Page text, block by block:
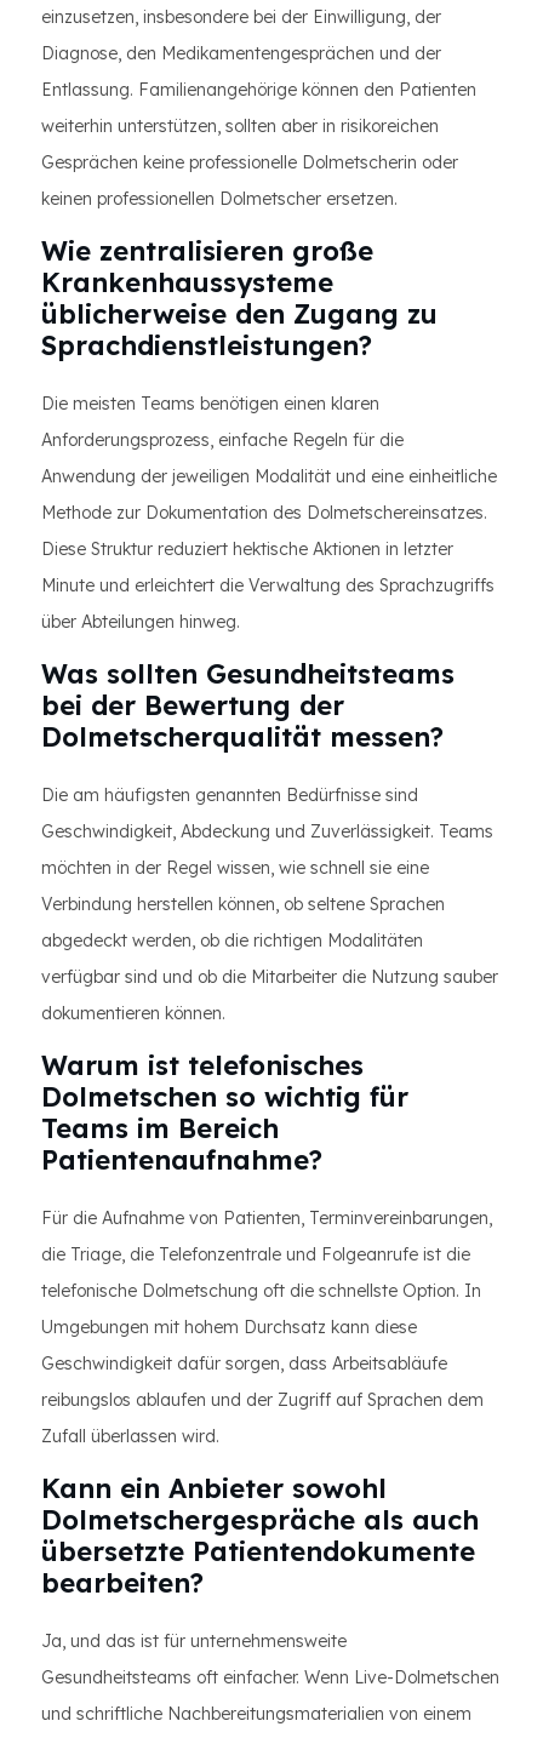
einzusetzen, insbesondere bei der Einwilligung, der
Diagnose, den Medikamentengesprächen und der
Entlassung. Familienangehörige können den Patienten
weiterhin unterstützen, sollten aber in risikoreichen
Gesprächen keine professionelle Dolmetscherin oder
keinen professionellen Dolmetscher ersetzen.
Wie zentralisieren große
Krankenhaussysteme
üblicherweise den Zugang zu
Sprachdienstleistungen?
Die meisten Teams benötigen einen klaren
Anforderungsprozess, einfache Regeln für die
Anwendung der jeweiligen Modalität und eine einheitliche
Methode zur Dokumentation des Dolmetschereinsatzes.
Diese Struktur reduziert hektische Aktionen in letzter
Minute und erleichtert die Verwaltung des Sprachzugriffs
über Abteilungen hinweg.
Was sollten Gesundheitsteams
bei der Bewertung der
Dolmetscherqualität messen?
Die am häufigsten genannten Bedürfnisse sind
Geschwindigkeit, Abdeckung und Zuverlässigkeit. Teams
möchten in der Regel wissen, wie schnell sie eine
Verbindung herstellen können, ob seltene Sprachen
abgedeckt werden, ob die richtigen Modalitäten
verfügbar sind und ob die Mitarbeiter die Nutzung sauber
dokumentieren können.
Warum ist telefonisches
Dolmetschen so wichtig für
Teams im Bereich
Patientenaufnahme?
Für die Aufnahme von Patienten, Terminvereinbarungen,
die Triage, die Telefonzentrale und Folgeanrufe ist die
telefonische Dolmetschung oft die schnellste Option. In
Umgebungen mit hohem Durchsatz kann diese
Geschwindigkeit dafür sorgen, dass Arbeitsabläufe
reibungslos ablaufen und der Zugriff auf Sprachen dem
Zufall überlassen wird.
Kann ein Anbieter sowohl
Dolmetschergespräche als auch
übersetzte Patientendokumente
bearbeiten?
Ja, und das ist für unternehmensweite
Gesundheitsteams oft einfacher. Wenn Live-Dolmetschen
und schriftliche Nachbereitungsmaterialien von einem